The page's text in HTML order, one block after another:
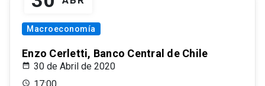
Macroeconomía
Enzo Cerletti, Banco Central de Chile
30 de Abril de 2020